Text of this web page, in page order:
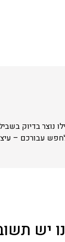
נוצר בדיוק
עבורכם –
יש